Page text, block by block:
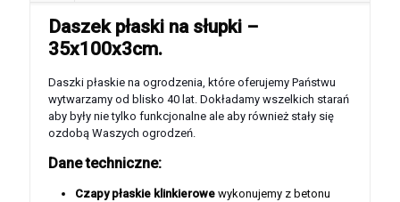
Daszek płaski na słupki –
35x100x3cm.
Daszki płaskie na ogrodzenia, które oferujemy Państwu
wytwarzamy od blisko 40 lat. Dokładamy wszelkich starań
aby były nie tylko funkcjonalne ale aby również stały się
ozdobą Waszych ogrodzeń.
Dane techniczne:
Czapy płaskie klinkierowe wykonujemy z betonu